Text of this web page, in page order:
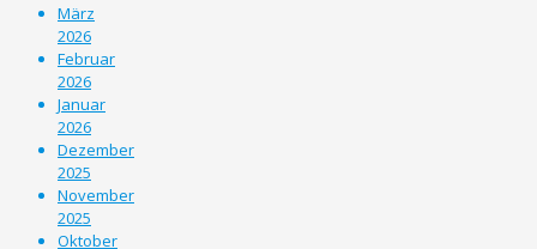
März
2026
Februar
2026
Januar
2026
Dezember
2025
November
2025
Oktober